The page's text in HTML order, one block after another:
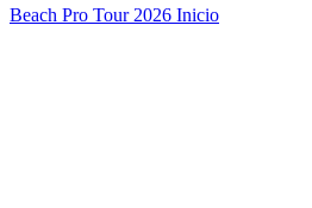
Beach Pro Tour 2026 Inicio